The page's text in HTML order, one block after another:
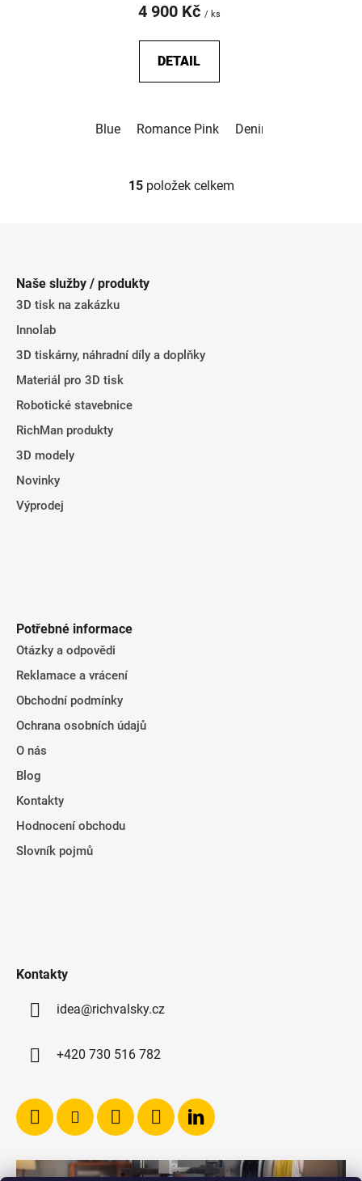
4 900 Kč / ks
DETAIL
Blue Romance Pink Denim Blue
O
r
15položek celkem
Naše služby / produkty
3D tisk na zakázku
Innolab
3D tiskárny, náhradní díly a doplňky
Materiál pro 3D tisk
Robotické stavebnice
RichMan produkty
3D modely
Novinky
Výprodej
Potřebné informace
Otázky a odpovědi
Reklamace a vrácení
Obchodní podmínky
Ochrana osobních údajů
O nás
Blog
Kontakty
Hodnocení obchodu
Slovník pojmů
Kontakty
idea@richvalsky.cz
+420 730 516 782